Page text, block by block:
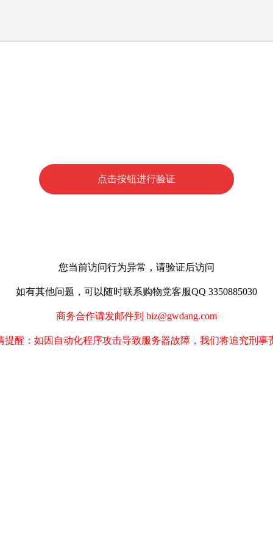
点击按钮进行验证
您当前访问行为异常，请验证后访问
如有其他问题，可以随时联系购物党客服QQ 3350885030
商务合作请发邮件到 biz@gwdang.com
提醒：如因自动化程序攻击导致服务器故障，我们将追究刑事